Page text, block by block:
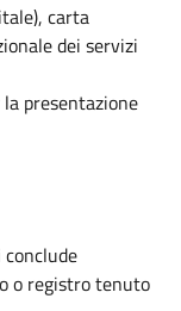
carta
dei servizi
presentazione
o registro tenuto